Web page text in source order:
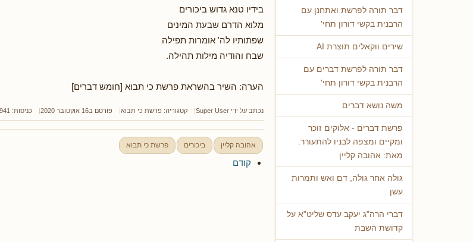
דבר תורה לפרשת ואתחנן עם
הרבנית בקשי דורון תחי'
שירים ווקאלים תוצרת AI
דבר תורה לפרשת דברים עם
הרבנית בקשי דורון תחי'
משה נושא דברים
פרשת דברים - אלוקים זוכר
ומקיים ומצפה לבניו להתעורר.
מאת: אהובה קליין
גולה אחר גולה, דם ואש ותמרות
עשן
דברי הרה"ג יעקב עדס שליט"א על
קדושת השבת
בידיו טנא גדוש ביכורים
מלוא הדרם שבעת המינים
שפתותיו לה' אומרות תפילה
שבח והודיה מילות תהילה.
הערה: השיר בהשראת פרשת כי תבוא [חומש דברים]
נכתב על ידי Super User קטגוריה: פרשת כי תבוא פורסם ב16 אוקטובר 2020 כניסות: 1941
אהובה קליין ביכורים פרשת כי תבוא
קודם